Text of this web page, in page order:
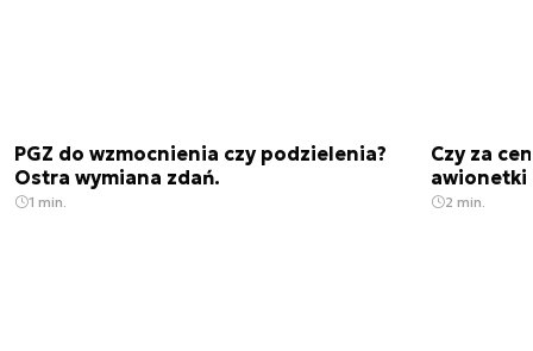
PGZ do wzmocnienia czy podzielenia?
Ostra wymiana zdań.
1 min.
Czy za
awionetki
2 min.